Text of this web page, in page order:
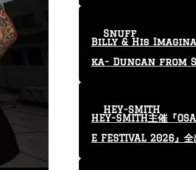
Billy & His
ka- Duncan from
Snuff
HEY-SMITH主催『
E FESTIVAL 2026』全
HEY-SMITH